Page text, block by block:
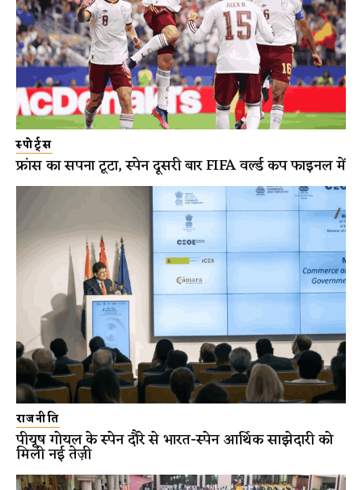
स्पोर्ट्स
फ्रांस का सपना टूटा, स्पेन दूसरी बार FIFA वर्ल्ड कप फाइनल में
राजनीति
पीयूष गोयल के स्पेन दौरे से भारत-स्पेन आर्थिक साझेदारी को
मिली नई तेज़ी